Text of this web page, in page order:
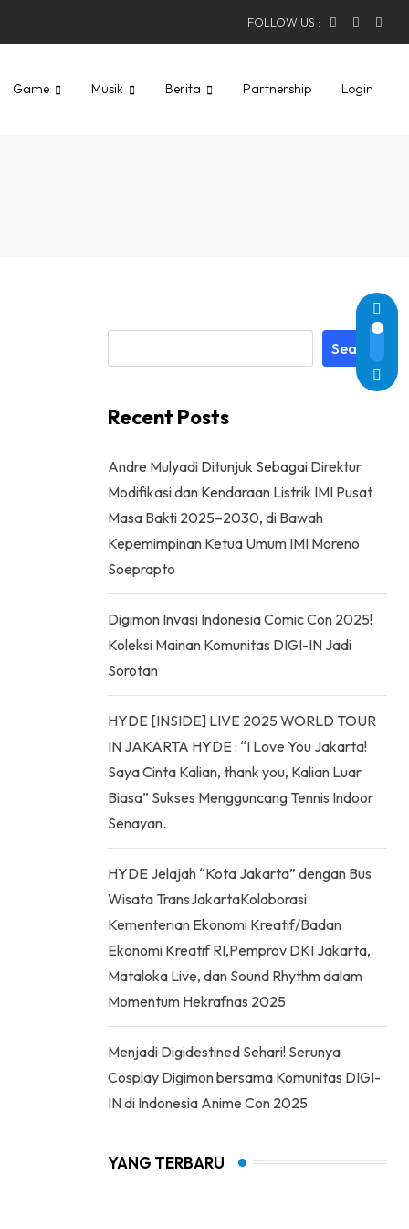
FOLLOW US :
Game Musik Berita Partnership Login
Search
Recent Posts
Andre Mulyadi Ditunjuk Sebagai Direktur
Modifikasi dan Kendaraan Listrik IMI Pusat
Masa Bakti 2025–2030, di Bawah
Kepemimpinan Ketua Umum IMI Moreno
Soeprapto
Digimon Invasi Indonesia Comic Con 2025!
Koleksi Mainan Komunitas DIGI-IN Jadi
Sorotan
HYDE [INSIDE] LIVE 2025 WORLD TOUR
IN JAKARTA HYDE : “I Love You Jakarta!
Saya Cinta Kalian, thank you, Kalian Luar
Biasa” Sukses Mengguncang Tennis Indoor
Senayan.
HYDE Jelajah “Kota Jakarta” dengan Bus
Wisata TransJakartaKolaborasi
Kementerian Ekonomi Kreatif/Badan
Ekonomi Kreatif RI,Pemprov DKI Jakarta,
Mataloka Live, dan Sound Rhythm dalam
Momentum Hekrafnas 2025
Menjadi Digidestined Sehari! Serunya
Cosplay Digimon bersama Komunitas DIGI-
IN di Indonesia Anime Con 2025
YANG TERBARU